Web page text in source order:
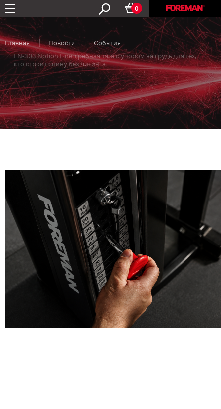
0
Главная Новости
События
FN-303 Notion Line: гребная тяга с упором на грудь для тех,
кто строит спину без читинга